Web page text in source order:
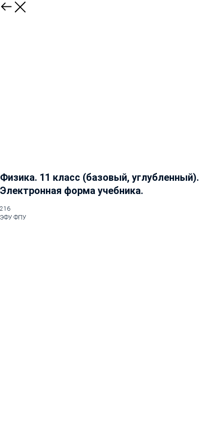
Физика. 11 класс (базовый, углубленный).
Электронная форма учебника.
216
ЭФУ ФПУ